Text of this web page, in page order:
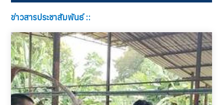
ข่าวสารประชาสัมพันธ์ ::